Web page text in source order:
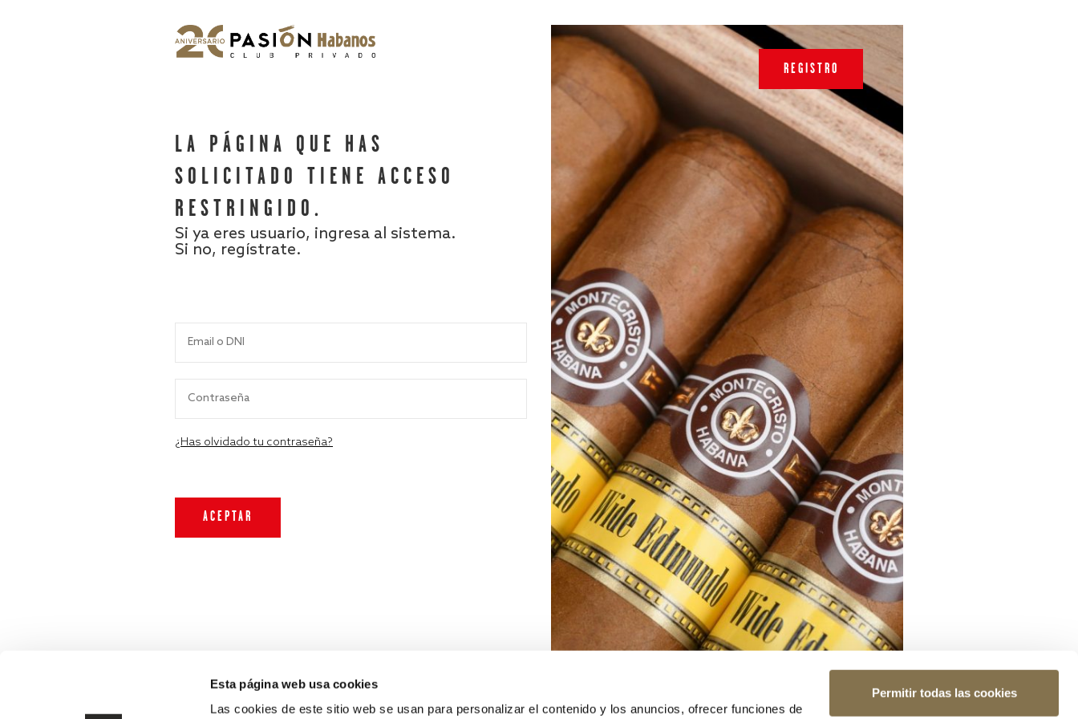
Esta página web usa cookies
Las cookies de este sitio web se usan para personalizar el contenido y los anuncios, ofrecer funciones de
Permitir todas las cookies
LA PÁGINA QUE HAS
SOLICITADO TIENE ACCESO
RESTRINGIDO.
Si ya eres usuario, ingresa al sistema.
Si no, regístrate.
¿Has olvidado tu contraseña?
REGISTRO